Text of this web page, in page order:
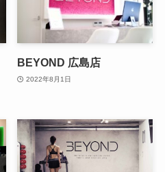
BEYOND 広島店
2022年8月1日